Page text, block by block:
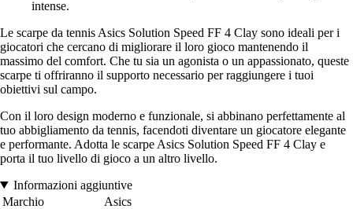
intense.
Le scarpe da tennis Asics Solution Speed FF 4 Clay sono ideali per i
giocatori che cercano di migliorare il loro gioco mantenendo il
massimo del comfort. Che tu sia un agonista o un appassionato, queste
scarpe ti offriranno il supporto necessario per raggiungere i tuoi
obiettivi sul campo.
Con il loro design moderno e funzionale, si abbinano perfettamente al
tuo abbigliamento da tennis, facendoti diventare un giocatore elegante
e performante. Adotta le scarpe Asics Solution Speed FF 4 Clay e
porta il tuo livello di gioco a un altro livello.
Informazioni aggiuntive
Marchio
Asics